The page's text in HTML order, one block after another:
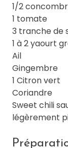
1/2
1 tomate
3 tranche de
1 à 2 yaourt
Ail
Gingembre
1 Citron vert
Coriandre
Sweet chili
légèrement